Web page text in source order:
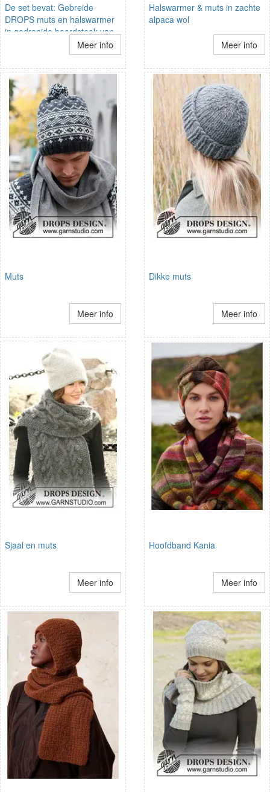
De set bevat: Gebreide
DROPS muts en halswarmer
in gedraaide boordsteek van
Meer info
Halswarmer & muts in zachte
alpaca wol
Meer info
Muts
Meer info
Dikke muts
Meer info
Sjaal en muts
Meer info
Hoofdband Kania
Meer info